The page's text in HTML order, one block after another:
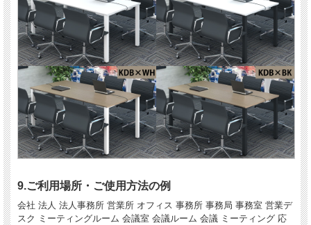
9.ご利用場所・ご使用方法の例
会社 法人 法人事務所 営業所 オフィス 事務所 事務局 事務室 営業デ
スク ミーティングルーム 会議室 会議ルーム 会議 ミーティング 応